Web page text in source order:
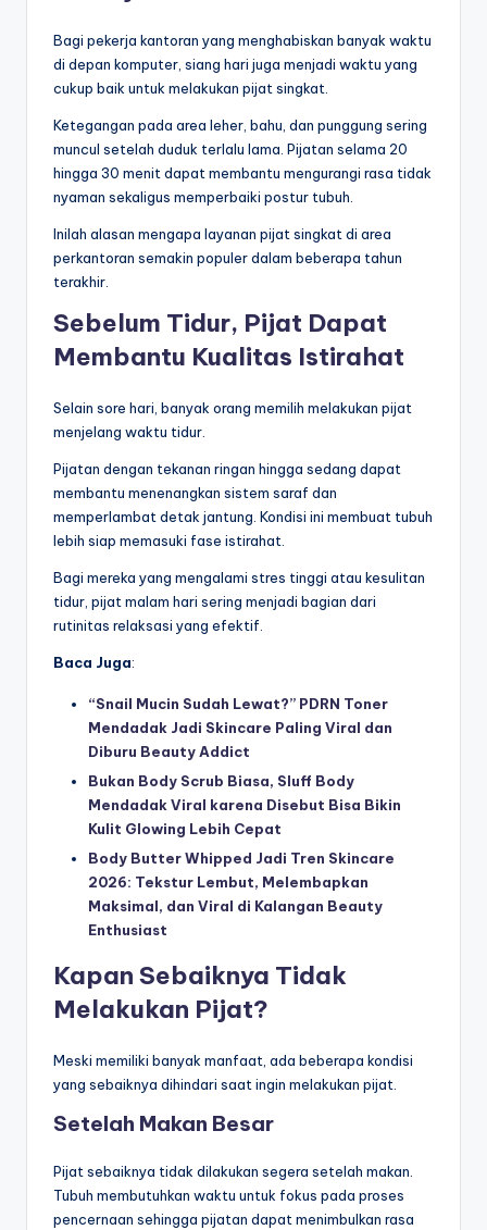
Bagi pekerja kantoran yang menghabiskan banyak waktu
di depan komputer, siang hari juga menjadi waktu yang
cukup baik untuk melakukan pijat singkat.
Ketegangan pada area leher, bahu, dan punggung sering
muncul setelah duduk terlalu lama. Pijatan selama 20
hingga 30 menit dapat membantu mengurangi rasa tidak
nyaman sekaligus memperbaiki postur tubuh.
Inilah alasan mengapa layanan pijat singkat di area
perkantoran semakin populer dalam beberapa tahun
terakhir.
Sebelum Tidur, Pijat Dapat
Membantu Kualitas Istirahat
Selain sore hari, banyak orang memilih melakukan pijat
menjelang waktu tidur.
Pijatan dengan tekanan ringan hingga sedang dapat
membantu menenangkan sistem saraf dan
memperlambat detak jantung. Kondisi ini membuat tubuh
lebih siap memasuki fase istirahat.
Bagi mereka yang mengalami stres tinggi atau kesulitan
tidur, pijat malam hari sering menjadi bagian dari
rutinitas relaksasi yang efektif.
Baca Juga:
“Snail Mucin Sudah Lewat?” PDRN Toner
Mendadak Jadi Skincare Paling Viral dan
Diburu Beauty Addict
Bukan Body Scrub Biasa, Sluff Body
Mendadak Viral karena Disebut Bisa Bikin
Kulit Glowing Lebih Cepat
Body Butter Whipped Jadi Tren Skincare
2026: Tekstur Lembut, Melembapkan
Maksimal, dan Viral di Kalangan Beauty
Enthusiast
Kapan Sebaiknya Tidak
Melakukan Pijat?
Meski memiliki banyak manfaat, ada beberapa kondisi
yang sebaiknya dihindari saat ingin melakukan pijat.
Setelah Makan Besar
Pijat sebaiknya tidak dilakukan segera setelah makan.
Tubuh membutuhkan waktu untuk fokus pada proses
pencernaan sehingga pijatan dapat menimbulkan rasa